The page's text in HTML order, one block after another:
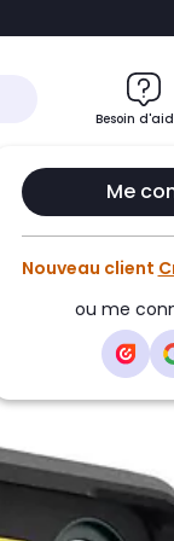
au chatbot
Besoin
Me
Nouveau client
ou me
avec Le Club
Ajouter au panier